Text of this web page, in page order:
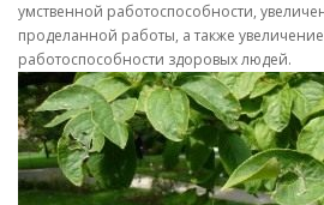
умственной работоспособности,
проделанной работы, а также
работоспособности здоровых людей.